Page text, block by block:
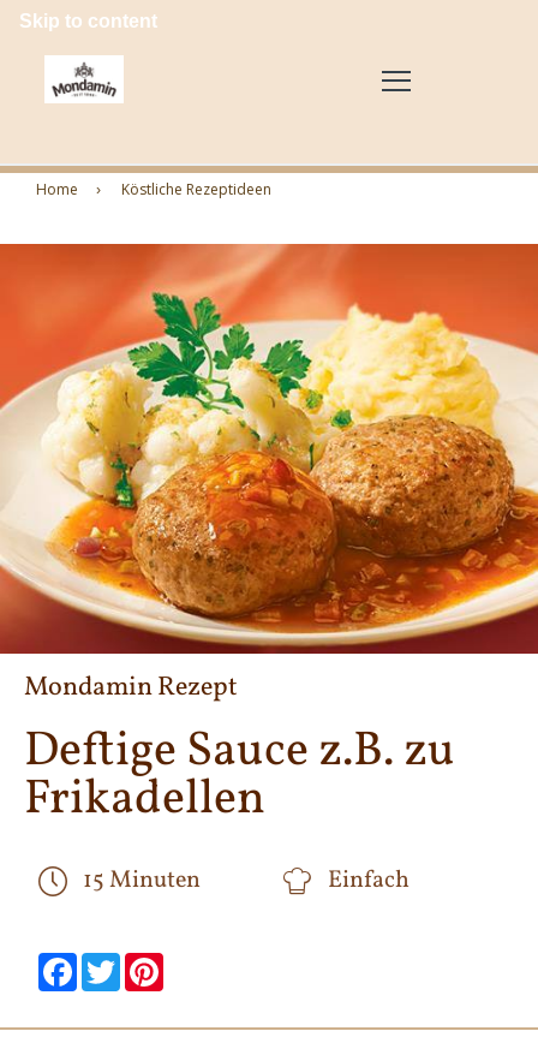
Skip to content
Home Köstliche Rezeptideen
Mondamin Rezept
Deftige Sauce z.B. zu
Frikadellen
15 Minuten Einfach
null
Facebook
null null
Twitter
null null
null